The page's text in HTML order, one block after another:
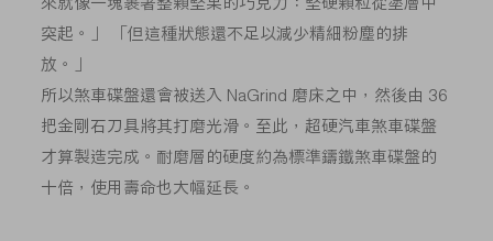
突起。」 「但這種狀態還不足以減少精細粉塵的排
放。」
所以煞車碟盤還會被送入 NaGrind 磨床之中，然後由 36
把金剛石刀具將其打磨光滑。至此，超硬汽車煞車碟盤
才算製造完成。耐磨層的硬度約為標準鑄鐵煞車碟盤的
十倍，使用壽命也大幅延長。